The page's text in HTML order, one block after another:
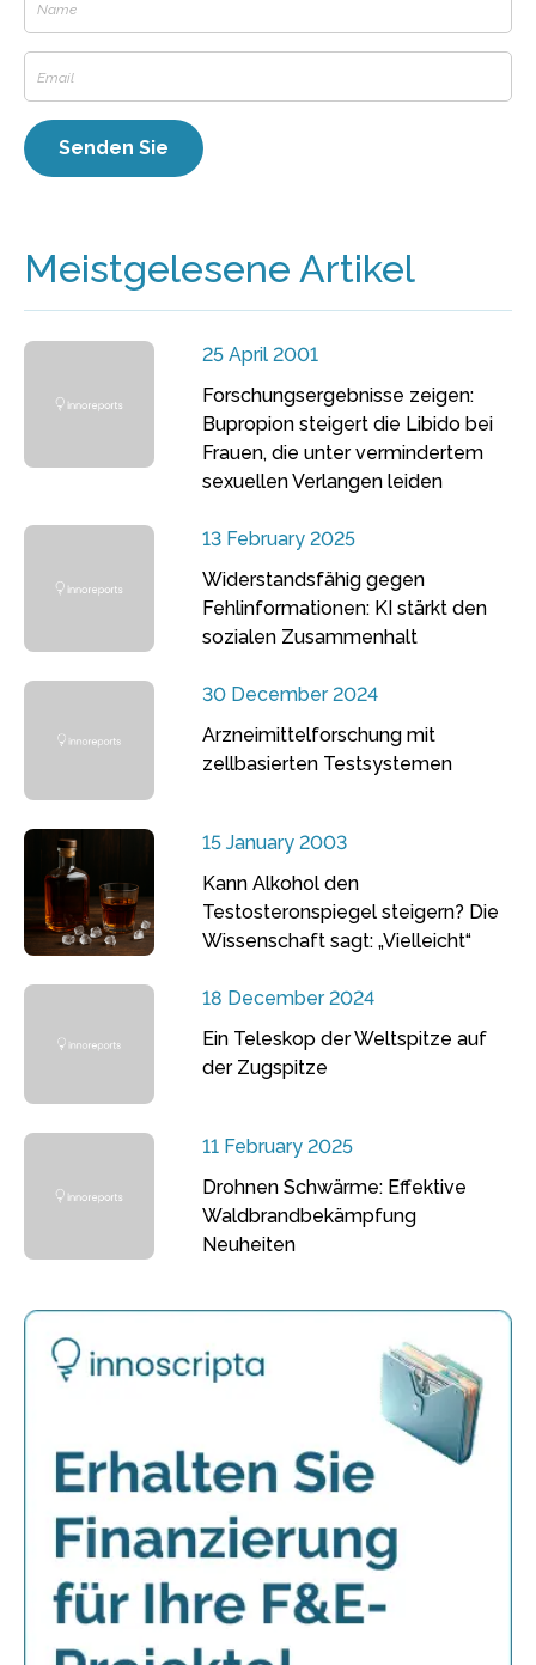
Meistgelesene Artikel
25 April 2001
Forschungsergebnisse zeigen:
Bupropion steigert die Libido bei
Frauen, die unter vermindertem
sexuellen Verlangen leiden
13 February 2025
Widerstandsfähig gegen
Fehlinformationen: KI stärkt den
sozialen Zusammenhalt
30 December 2024
Arzneimittelforschung mit
zellbasierten Testsystemen
15 January 2003
Kann Alkohol den
Testosteronspiegel steigern? Die
Wissenschaft sagt: „Vielleicht“
18 December 2024
Ein Teleskop der Weltspitze auf
der Zugspitze
11 February 2025
Drohnen Schwärme: Effektive
Waldbrandbekämpfung
Neuheiten